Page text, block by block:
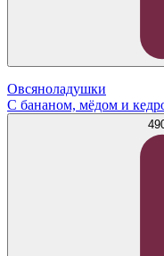
Овсяноладушки
С бананом, мёдом и